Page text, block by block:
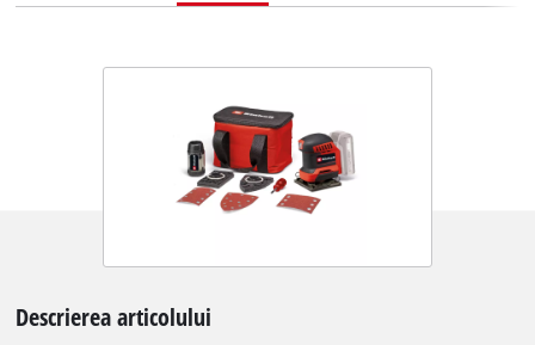
Descrierea articolului